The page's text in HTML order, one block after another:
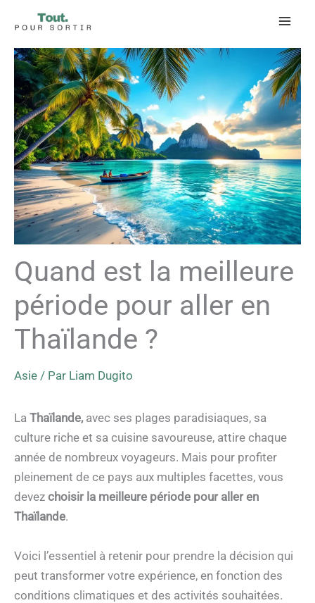
contenu
Quand est la meilleure
période pour aller en
Thaïlande ?
Asie / Par Liam Dugito
La Thaïlande,avec ses plages paradisiaques, sa
culture riche et sa cuisine savoureuse, attire chaque
année de nombreux voyageurs. Mais pour profiter
pleinement de ce pays aux multiples facettes, vous
devez choisir la meilleure période pour aller en
Thaïlande.
Voici l’essentiel à retenir pour prendre la décision qui
peut transformer votre expérience, en fonction des
conditions climatiques et des activités souhaitées.